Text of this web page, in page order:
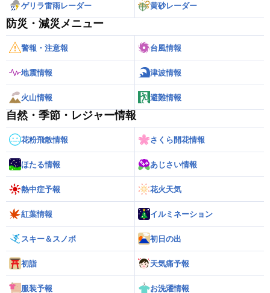
ゲリラ雷雨レーダー 黄砂レーダー
防災・減災メニュー
警報・注意報 台風情報
地震情報 津波情報
火山情報 避難情報
自然・季節・レジャー情報
花粉飛散情報 さくら開花情報
ほたる情報 あじさい情報
熱中症予報 花火天気
紅葉情報 イルミネーション
スキー＆スノボ 初日の出
初詣 天気痛予報
服装予報 お洗濯情報